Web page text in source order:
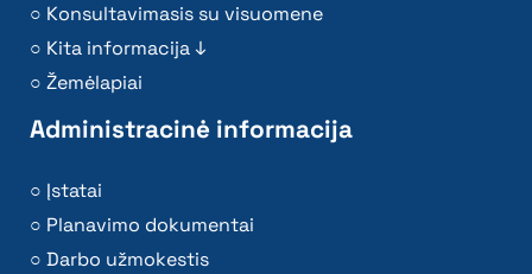
Konsultavimasis su visuomene
Kita informacija ↓
Žemėlapiai
Administracinė informacija
Įstatai
Planavimo dokumentai
Darbo užmokestis